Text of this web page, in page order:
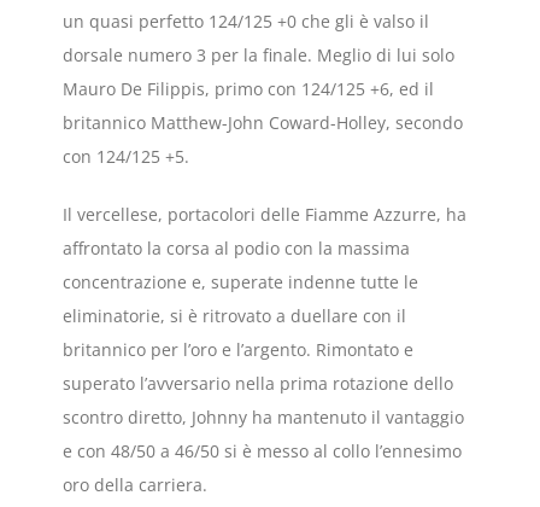
un quasi perfetto 124/125 +0 che gli è valso il
dorsale numero 3 per la finale. Meglio di lui solo
Mauro De Filippis, primo con 124/125 +6, ed il
britannico Matthew-John Coward-Holley, secondo
con 124/125 +5.
Il vercellese, portacolori delle Fiamme Azzurre, ha
affrontato la corsa al podio con la massima
concentrazione e, superate indenne tutte le
eliminatorie, si è ritrovato a duellare con il
britannico per l’oro e l’argento. Rimontato e
superato l’avversario nella prima rotazione dello
scontro diretto, Johnny ha mantenuto il vantaggio
e con 48/50 a 46/50 si è messo al collo l’ennesimo
oro della carriera.